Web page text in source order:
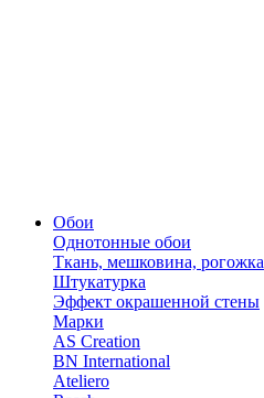
Обои
Однотонные обои
Ткань, мешковина, рогожка
Штукатурка
Эффект окрашенной стены
Марки
AS Creation
BN International
Ateliero